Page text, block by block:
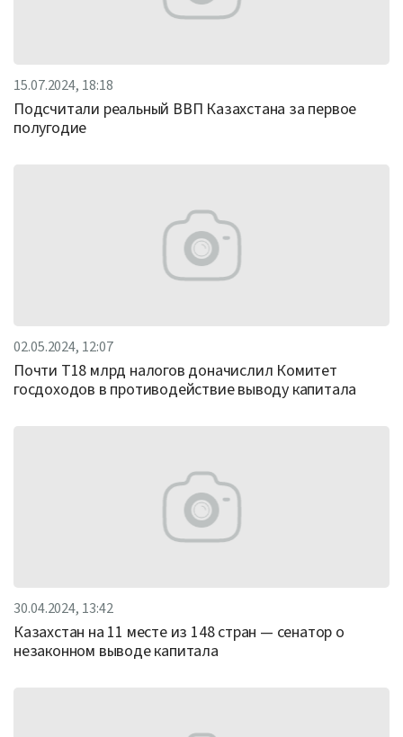
15.07.2024, 18:18
Подсчитали реальный ВВП Казахстана за первое
полугодие
02.05.2024, 12:07
Почти Т18 млрд налогов доначислил Комитет
госдоходов в противодействие выводу капитала
30.04.2024, 13:42
Казахстан на 11 месте из 148 стран — сенатор о
незаконном выводе капитала